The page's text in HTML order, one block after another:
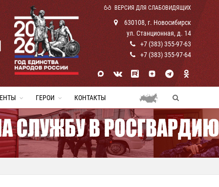
ВЕРСИЯ ДЛЯ СЛАБОВИДЯЩИХ
630108, г. Новосибирск
ул. Станционная, д. 14
+7 (383) 355-97-63
+7 (383) 355-97-64
ГЕРОИ КОНТАКТЫ